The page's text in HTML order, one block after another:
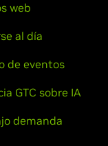
web
al día
de eventos
GTC sobre IA
demanda